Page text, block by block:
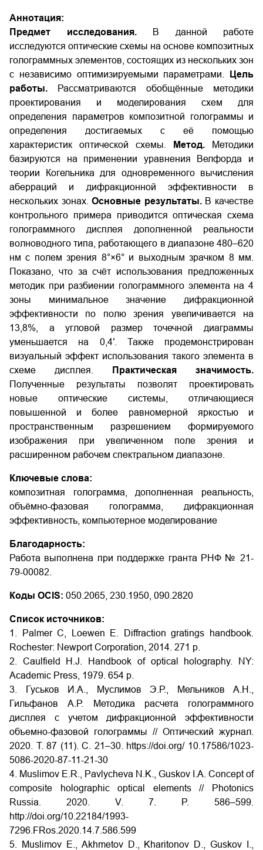
Аннотация:
Предмет исследования.В данной работе
исследуются оптические схемы на основе композитных
голограммных элементов, состоящих из нескольких зон
с независимо оптимизируемыми параметрами.
Цель
работы. Рассматриваются обобщённые методики
проектирования и моделирования схем для
определения параметров композитной голограммы и
определения достигаемых с её помощью
характеристик оптической схемы.
Метод. Методики
базируются на применении уравнения Велфорда и
теории Когельника для одновременного вычисления
аберраций и дифракционной эффективности в
нескольких зонах.Основные результаты.В качестве
контрольного примера приводится оптическая схема
голограммного дисплея дополненной реальности
волноводного типа, работающего в диапазоне 480–620
нм с полем зрения 8°×6° и выходным зрачком 8 мм.
Показано, что за счёт использования предложенных
методик при разбиении голограммного элемента на 4
зоны минимальное значение дифракционной
эффективности по полю зрения увеличивается на
13,8%, а угловой размер точечной диаграммы
уменьшается на 0,4′. Также продемонстрирован
визуальный эффект использования такого элемента в
схеме дисплея.
Практическая значимость.
Полученные результаты позволят проектировать
новые оптические системы, отличающиеся
повышенной и более равномерной яркостью и
пространственным разрешением формируемого
изображения при увеличенном поле зрения и
расширенном рабочем спектральном диапазоне.
Ключевые слова:
композитная голограмма, дополненная реальность,
объёмно-фазовая голограмма, дифракционная
эффективность, компьютерное моделирование
Благодарность:
Работа выполнена при поддержке гранта РНФ № 21-
79-00082.
Коды OCIS: 050.2065, 230.1950, 090.2820
Список источников:
1. Palmer C, Loewen E. Diffraction gratings handbook.
Rochester: Newport Corporation, 2014. 271 p.
2. Caulfield H.J. Handbook of optical holography. NY:
Academic Press, 1979. 654 p.
3. Гуськов И.А., Муслимов Э.Р., Мельников А.Н.,
Гильфанов А.Р. Методика расчета голограммного
дисплея с учетом дифракционной эффективности
объемно-фазовой голограммы // Оптический журнал.
2020. Т. 87 (11). С. 21–30. https://doi.org/ 10.17586/1023-
5086-2020-87-11-21-30
4. Muslimov E.R., Pavlycheva N.K., Guskov I.A. Concept of
composite holographic optical elements // Photonics
Russia. 2020. V. 7. P. 586–599.
http://doi.org/10.22184/1993-
7296.FRos.2020.14.7.586.599
5. Muslimov E., Akhmetov D., Kharitonov D., Guskov I.,